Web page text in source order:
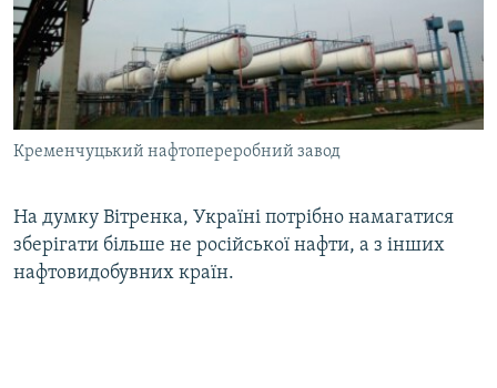
Кременчуцький нафтопереробний завод
На думку Вітренка, Україні потрібно намагатися
зберігати більше не російської нафти, а з інших
нафтовидобувних країн.